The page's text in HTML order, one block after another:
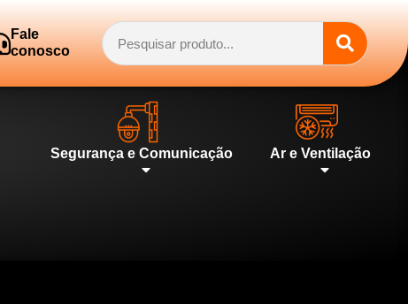
Fale
conosco
Segurança e Comunicação Ar e Ventilação